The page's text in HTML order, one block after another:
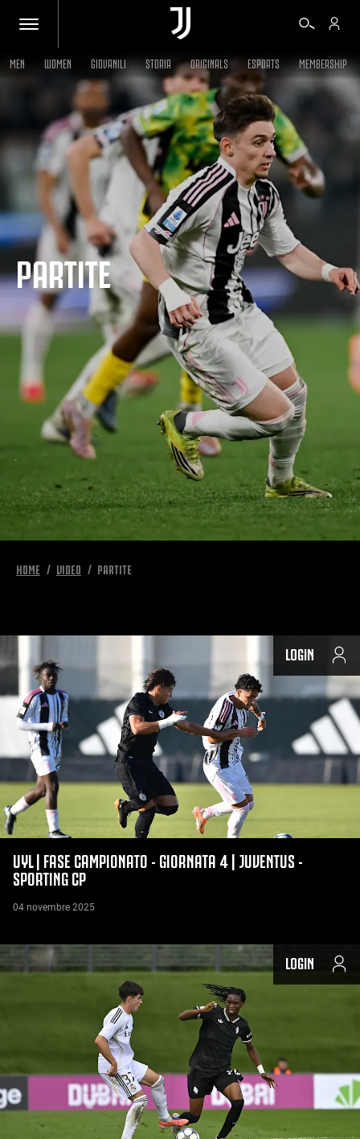
BIGLIETTI
SHOP
BIANCONERI
VIDEO
ALTRO
MEN WOMEN GIOVANILI STORIA ORIGINALS ESPORTS MEMBERSHIP
PARTITE
HOME VIDEO PARTITE
LOGIN
UYL | FASE CAMPIONATO - GIORNATA 4 | JUVENTUS -
SPORTING CP
04 novembre 2025
LOGIN